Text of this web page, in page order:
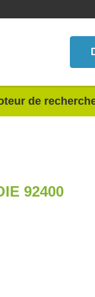
de
92400